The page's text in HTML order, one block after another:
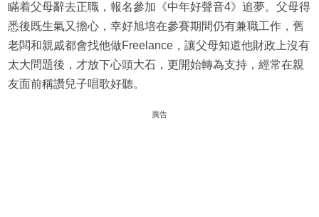
瞞着父母辭去正職，報名參加《中年好聲音4》追夢。父母得
悉後既生氣又擔心，幸好旭培在參賽期間仍有兼職工作，舊
老闆和親戚都會找他做Freelance，讓父母知道他財政上沒有
太大問題後，才放下心頭大石，更開始轉為支持，經常在親
友面前稱讚兒子唱歌好聽。
廣告